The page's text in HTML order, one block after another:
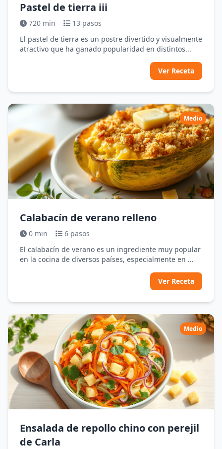
Pastel de tierra iii
720 min
13 pasos
El pastel de tierra es un postre divertido y visualmente
atractivo que ha ganado popularidad en distintos...
Ver Receta
Medio
Calabacín de verano relleno
0 min
6 pasos
El calabacín de verano es un ingrediente muy popular
en la cocina de diversos países, especialmente en ...
Ver Receta
Medio
Ensalada de repollo chino con perejil
de Carla